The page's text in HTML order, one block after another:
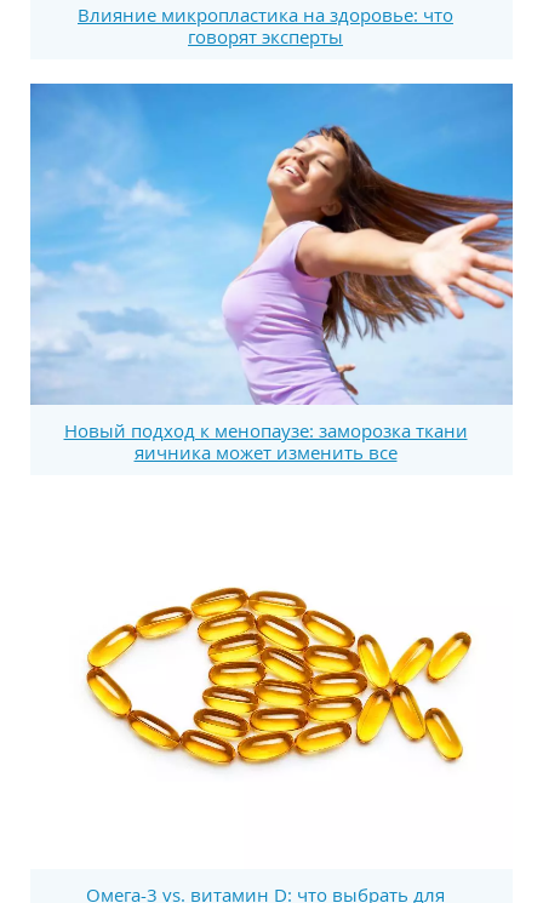
Влияние микропластика на здоровье: что
говорят эксперты
Новый подход к менопаузе: заморозка ткани
яичника может изменить все
Омега-3 vs. витамин D: что выбрать для